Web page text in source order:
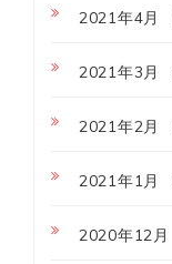
2021年4月
2021年3月
2021年2月
2021年1月
2020年12月